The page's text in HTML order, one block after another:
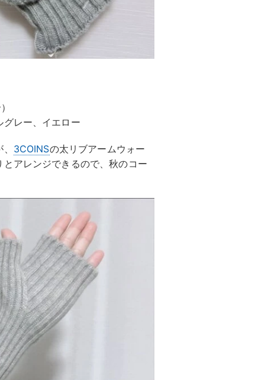
レー、イエロー
3COINSの太リブアームウォー
アレンジできるので、秋のコー